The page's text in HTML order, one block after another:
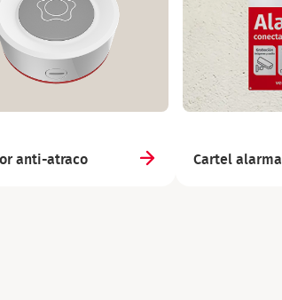
anti-atraco Cartel alarma